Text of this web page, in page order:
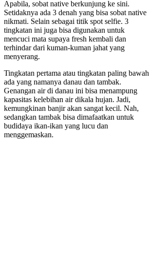
Apabila, sobat native berkunjung ke sini.
Setidaknya ada 3 denah yang bisa sobat native
nikmati. Selain sebagai titik spot selfie. 3
tingkatan ini juga bisa digunakan untuk
mencuci mata supaya fresh kembali dan
terhindar dari kuman-kuman jahat yang
menyerang.
Tingkatan pertama atau tingkatan paling bawah
ada yang namanya danau dan tambak.
Genangan air di danau ini bisa menampung
kapasitas kelebihan air dikala hujan. Jadi,
kemungkinan banjir akan sangat kecil. Nah,
sedangkan tambak bisa dimafaatkan untuk
budidaya ikan-ikan yang lucu dan
menggemaskan.